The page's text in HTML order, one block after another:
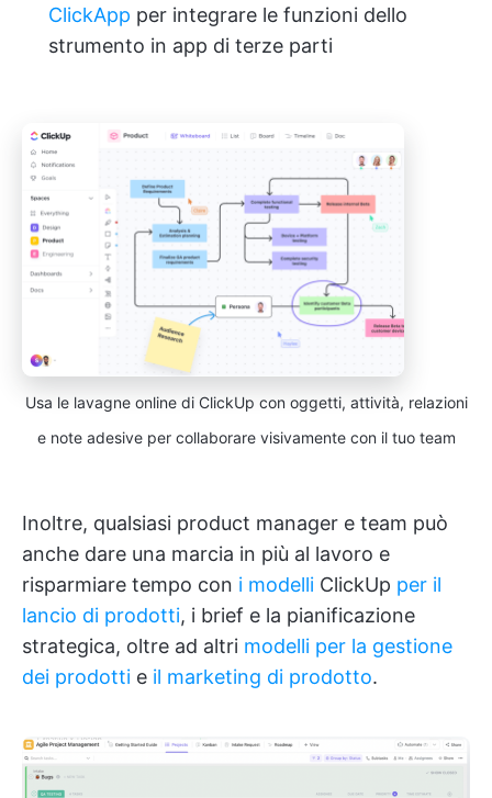
ClickApp per integrare le funzioni dello
strumento in app di terze parti
Usa le lavagne online di ClickUp con oggetti, attività, relazioni
e note adesive per collaborare visivamente con il tuo team
Inoltre, qualsiasi product manager e team può
anche dare una marcia in più al lavoro e
risparmiare tempo con i modelli ClickUp per il
lancio di prodotti, i brief e la pianificazione
strategica, oltre ad altri modelli per la gestione
dei prodotti e il marketing di prodotto.